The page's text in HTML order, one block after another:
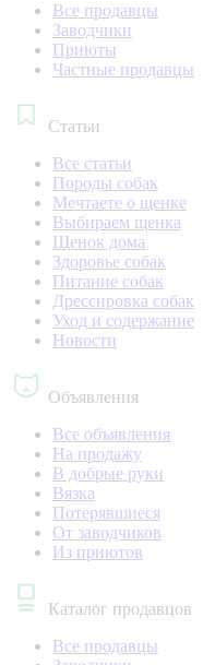
Все продавцы
Заводчики
Приюты
Частные продавцы
Статьи
Все статьи
Породы собак
Мечтаете о щенке
Выбираем щенка
Щенок дома
Здоровье собак
Питание собак
Дрессировка собак
Уход и содержание
Новости
Объявления
Все объявления
На продажу
В добрые руки
Вязка
Потерявшиеся
От заводчиков
Из приютов
Каталог продавцов
Все продавцы